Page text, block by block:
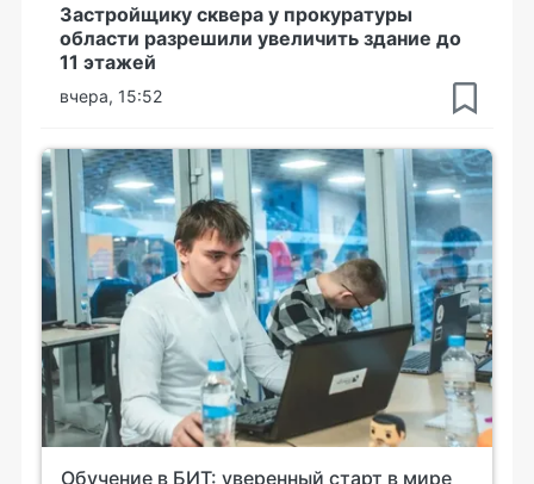
Застройщику сквера у прокуратуры
области разрешили увеличить здание до
11 этажей
вчера, 15:52
Обучение в БИТ: уверенный старт в мире